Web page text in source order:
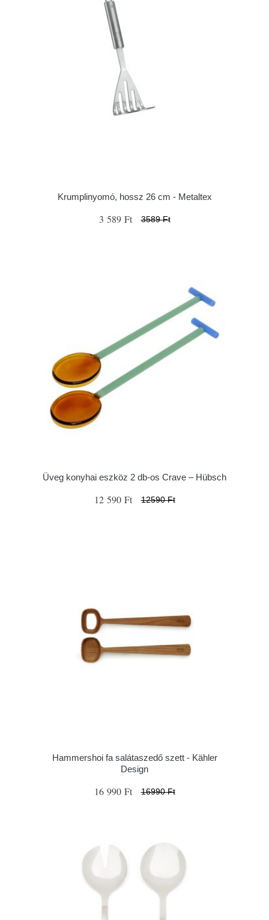
Krumplinyomó, hossz 26 cm - Metaltex
3 589 Ft 3589 Ft
Üveg konyhai eszköz 2 db-os Crave – Hübsch
12 590 Ft 12590 Ft
Hammershoi fa salátaszedő szett - Kähler
Design
16 990 Ft 16990 Ft